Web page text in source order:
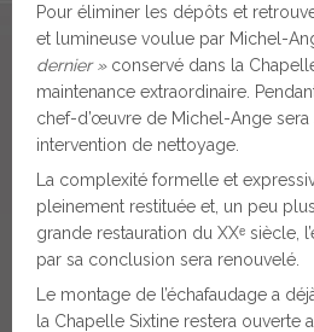
Pour éliminer les dépôts et
et lumineuse voulue par Michel-
dernier »conservé dans la
maintenance extraordinaire.
chef-d’œuvre de Michel-Ange sera
intervention de nettoyage.
La complexité formelle et
pleinement restituée et, un peu
grande restauration du XXᵉ siècle,
par sa conclusion sera renouvelé.
Le montage de l’échafaudage a
la Chapelle Sixtine restera ouverte